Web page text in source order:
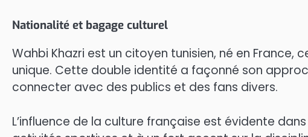
Nationalité et bagage culturel
Wahbi Khazri est un citoyen tunisien, né en France,
unique. Cette double identité a façonné son
connecter avec des publics et des fans divers.
L’influence de la culture française est évidente